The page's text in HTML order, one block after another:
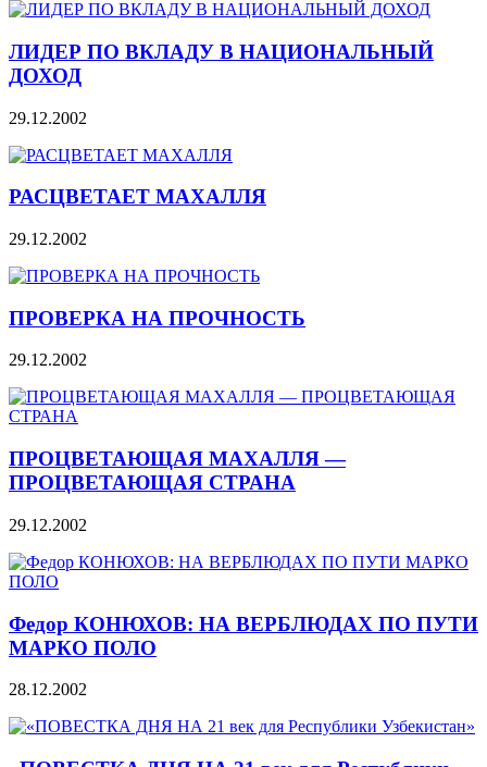
ЛИДЕР ПО ВКЛАДУ В НАЦИОНАЛЬНЫЙ
ДОХОД
29.12.2002
РАСЦВЕТАЕТ МАХАЛЛЯ
29.12.2002
ПРОВЕРКА НА ПРОЧНОСТЬ
29.12.2002
ПРОЦВЕТАЮЩАЯ МАХАЛЛЯ —
ПРОЦВЕТАЮЩАЯ СТРАНА
29.12.2002
Федор КОНЮХОВ: НА ВЕРБЛЮДАХ ПО ПУТИ
МАРКО ПОЛО
28.12.2002